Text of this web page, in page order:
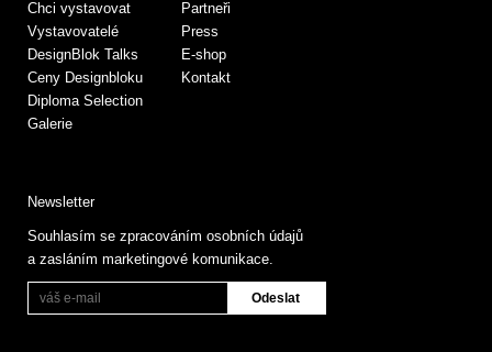
Chci vystavovat
Vystavovatelé
DesignBlok Talks
Ceny Designbloku
Diploma Selection
Galerie
Partneři
Press
E-shop
Kontakt
Newsletter
Souhlasím se zpracováním osobních údajů
a zasláním marketingové komunikace.